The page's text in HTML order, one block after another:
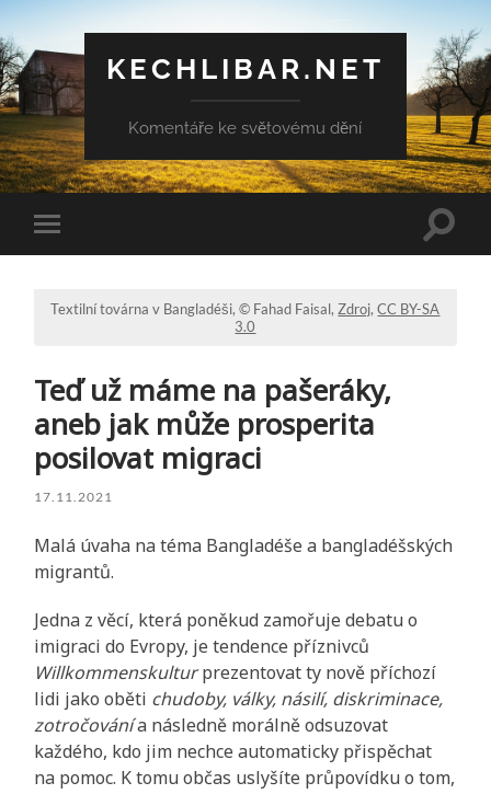
KECHLIBAR.NET
Komentáře ke světovému dění
Přepnout
mobilní
Textilní továrna v Bangladéši, © Fahad Faisal,Zdroj,CC BY-SA
3.0
Teď už máme na pašeráky,
aneb jak může prosperita
posilovat migraci
17.11.2021
Malá úvaha na téma Bangladéše a bangladéšských
migrantů.
Jedna z věcí, která poněkud zamořuje debatu o
imigraci do Evropy, je tendence příznivců
Willkommenskulturprezentovat ty nově příchozí
lidi jako oběti chudoby, války, násilí, diskriminace,
zotročovánía následně morálně odsuzovat
každého, kdo jim nechce automaticky přispěchat
na pomoc. K tomu občas uslyšíte průpovídku o tom,